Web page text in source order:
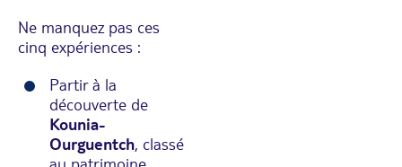
Ne manquez pas ces
cinq expériences :
Partir à la
découverte de
Kounia-
Ourguentch, classé